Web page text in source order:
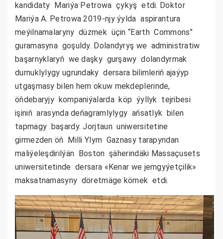
kandidaty Mariýa Petrowa çykyş etdi. Doktor
Mariýa A. Petrowa 2019-njy ýylda aspirantura
meýilnamalaryny düzmek üçin “Earth Commons”
guramasyna goşuldy. Dolandyryş we administratiw
başarnyklaryň we daşky gurşawy dolandyrmak
durnuklylygy ugrundaky dersara bilimleriň ajaýyp
utgaşmasy bilen hem okuw mekdeplerinde,
öňdebaryjy kompaniýalarda köp ýyllyk tejribesi
işiniň arasynda deňagramlylygy aňsatlyk bilen
tapmagy başardy. Jorjtaun uniwersitetine
girmezden öň Milli Ylym Gaznasy tarapyndan
maliýeleşdirilýän Boston şäherindäki Massaçusets
uniwersitetinde dersara «Kenar we jemgyýetçilik»
maksatnamasyny döretmäge kömek etdi.